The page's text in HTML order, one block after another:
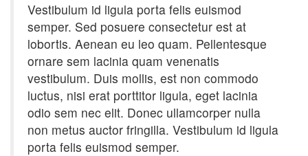
Vestibulum id ligula porta felis euismod
semper. Sed posuere consectetur est at
lobortis. Aenean eu leo quam. Pellentesque
ornare sem lacinia quam venenatis
vestibulum. Duis mollis, est non commodo
luctus, nisi erat porttitor ligula, eget lacinia
odio sem nec elit. Donec ullamcorper nulla
non metus auctor fringilla. Vestibulum id ligula
porta felis euismod semper.